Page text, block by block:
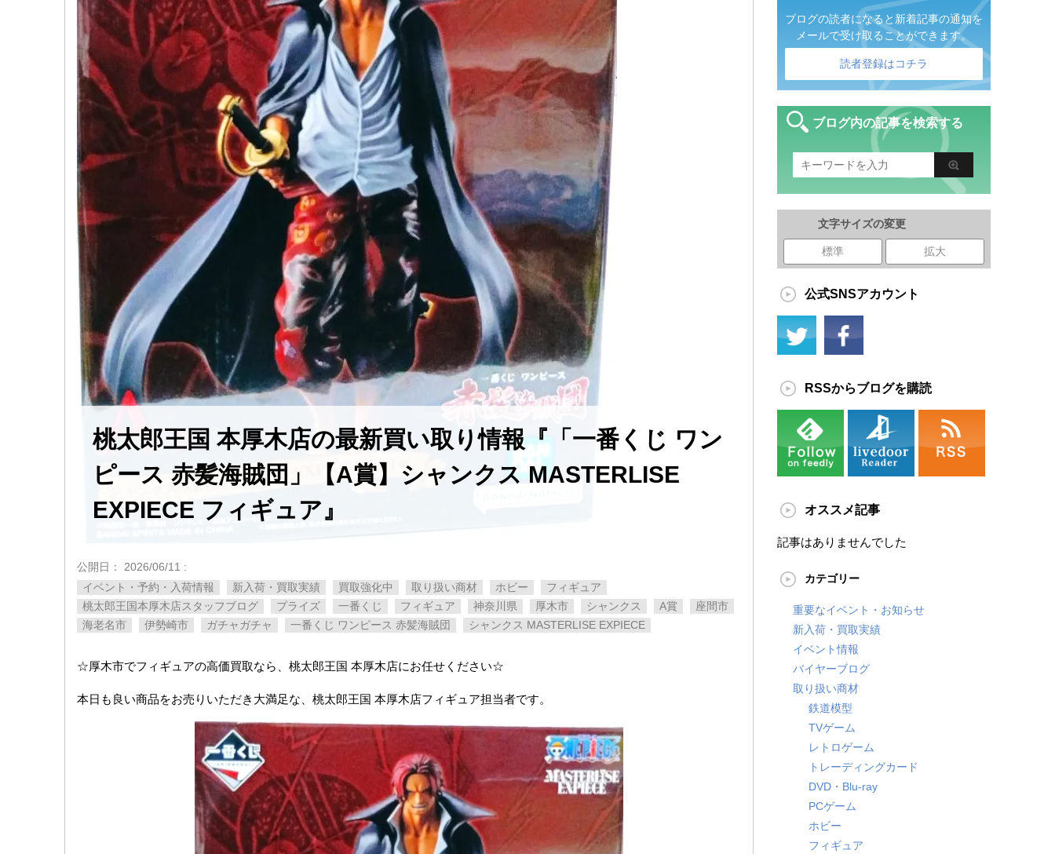
桃太郎王国 本厚木店の最新買い取り情報『「一番くじ ワン
ピース 赤髪海賊団」【A賞】シャンクス MASTERLISE
EXPIECE フィギュア』
公開日： 2026/06/11 :
イベント・予約・入荷情報
新入荷・買取実績 買取強化中 取り扱い商材 ホビー
フィギュア
桃太郎王国本厚木店スタッフブログ
プライズ 一番くじ フィギュア 神奈川県 厚木市 シャンクス A賞
座間市
海老名市
伊勢崎市 ガチャガチャ 一番くじ ワンピース 赤髪海賊団 シャンクス MASTERLISE EXPIECE
☆厚木市でフィギュアの高価買取なら、桃太郎王国 本厚木店にお任せください☆
本日も良い商品をお売りいただき大満足な、桃太郎王国 本厚木店フィギュア担当者です。
ブログの読者になると新着記事の通知を
メールで受け取ることができます。
読者登録はコチラ
ブログ内の記事を検索する
文字サイズの変更
標準 拡大
公式SNSアカウント
RSSからブログを購読
オススメ記事
記事はありませんでした
カテゴリー
重要なイベント・お知らせ
新入荷・買取実績
イベント情報
バイヤーブログ
取り扱い商材
鉄道模型
TVゲーム
レトロゲーム
トレーディングカード
DVD・Blu-ray
PCゲーム
ホビー
フィギュア